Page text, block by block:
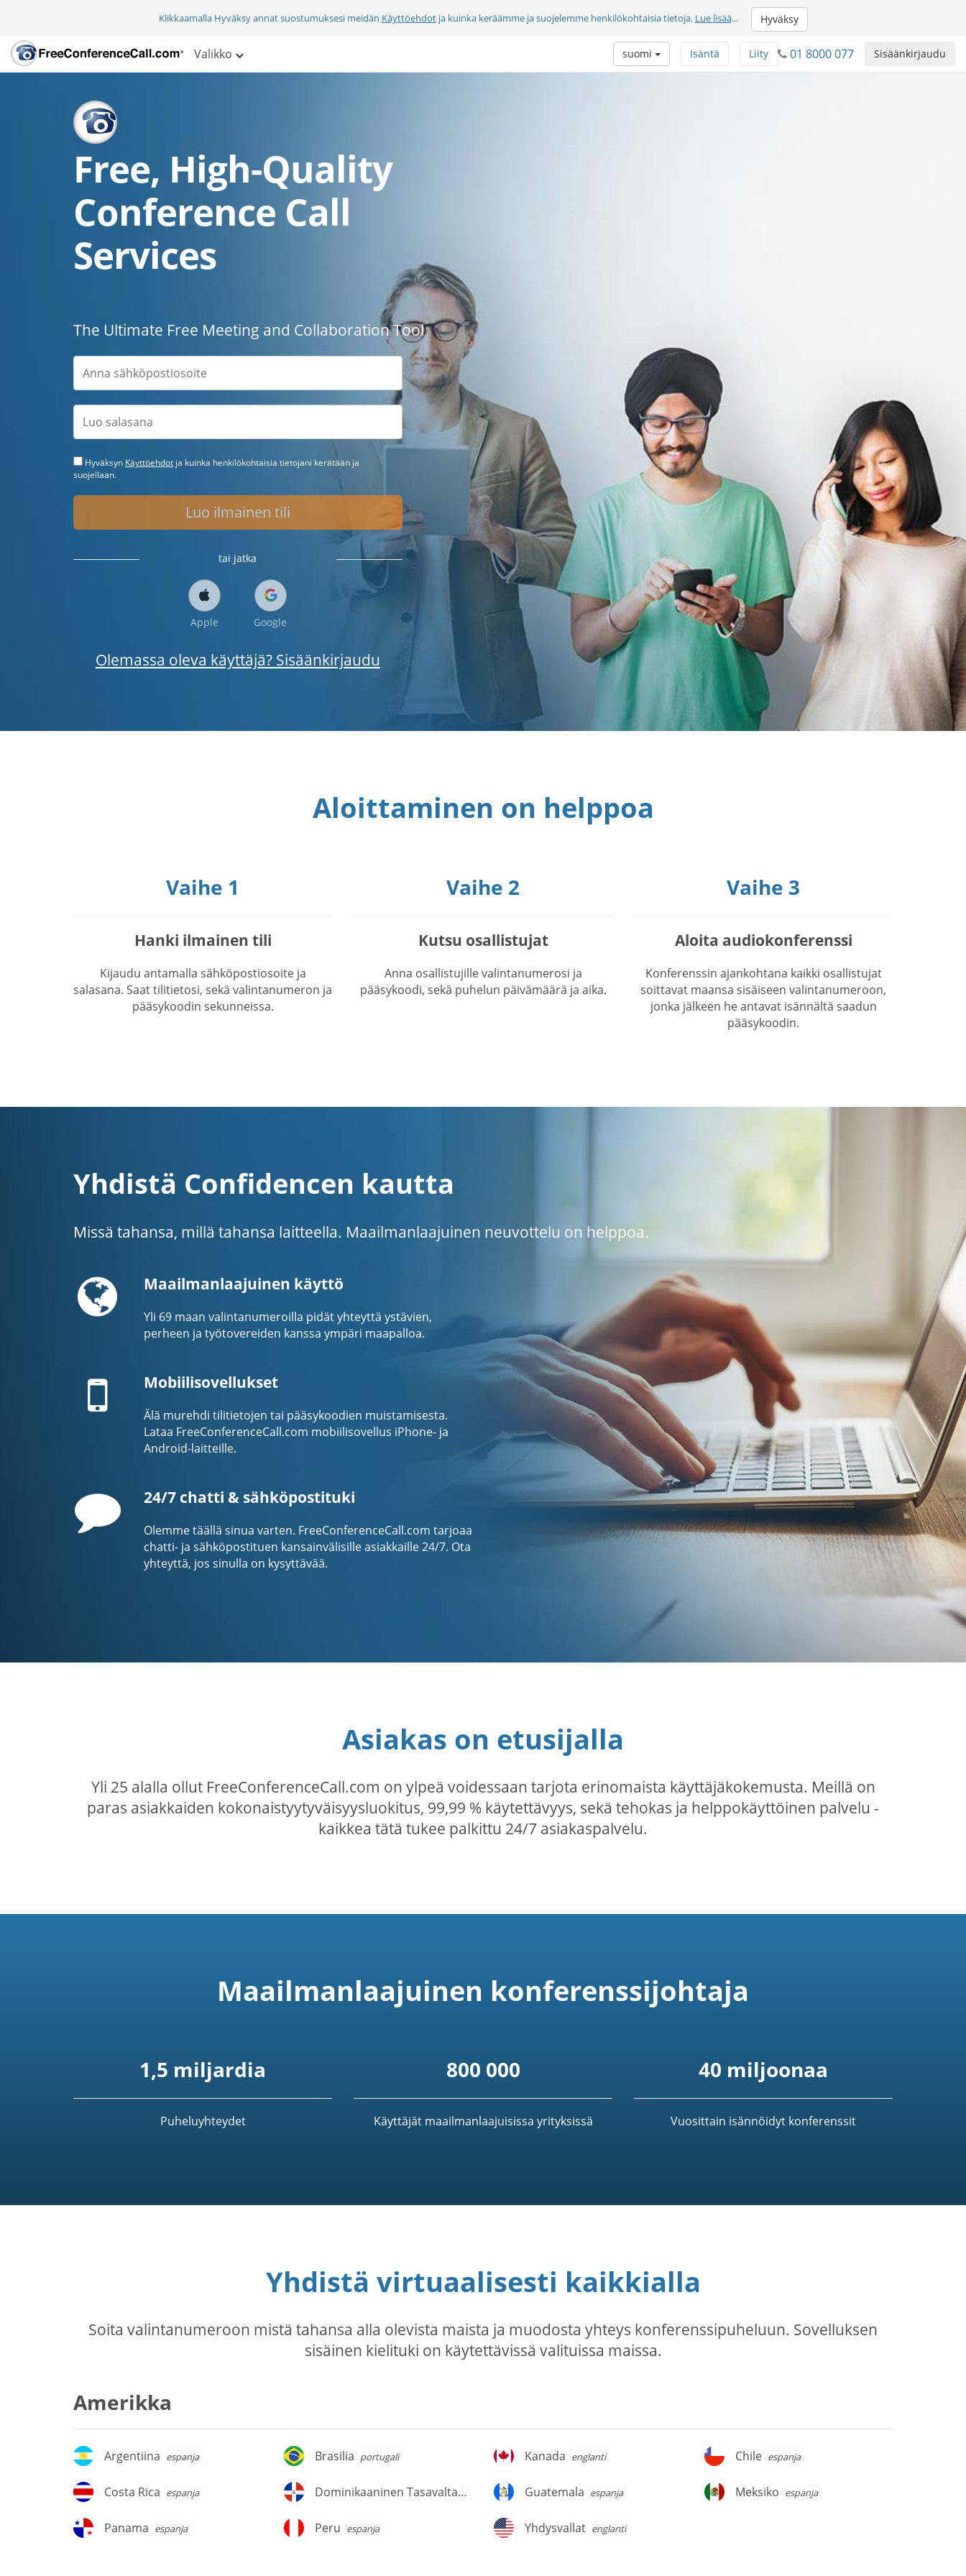
Klikkaamalla Hyväksy annat suostumuksesi meidän Käyttöehdotja kuinka keräämme ja suojelemme henkilökohtaisia tietoja. Lue lisää... Hyväksy
Valikko Sisäänkirjaudu
01 8000 077
Liity
Isäntä
suomi
Free, High-Quality
Conference Call
Services
The Ultimate Free Meeting and Collaboration Tool
Hyväksyn Käyttöehdot ja kuinka henkilökohtaisia tietojani kerätään ja
suojellaan.
Luo ilmainen tili
tai jatka
Apple Google
Olemassa oleva käyttäjä? Sisäänkirjaudu
Aloittaminen on helppoa
Vaihe 1
Hanki ilmainen tili
Kijaudu antamalla sähköpostiosoite ja
salasana. Saat tilitietosi, sekä valintanumeron ja
pääsykoodin sekunneissa.
Vaihe 2
Kutsu osallistujat
Anna osallistujille valintanumerosi ja
pääsykoodi, sekä puhelun päivämäärä ja aika.
Vaihe 3
Aloita audiokonferenssi
Konferenssin ajankohtana kaikki osallistujat
soittavat maansa sisäiseen valintanumeroon,
jonka jälkeen he antavat isännältä saadun
pääsykoodin.
Yhdistä Confidencen kautta
Missä tahansa, millä tahansa laitteella. Maailmanlaajuinen neuvottelu on helppoa.
GlobeMaailmanlaajuinen käyttö
Yli 69 maan valintanumeroilla pidät yhteyttä ystävien,
perheen ja työtovereiden kanssa ympäri maapalloa.
Mobile Mobiilisovellukset
Älä murehdi tilitietojen tai pääsykoodien muistamisesta.
Lataa FreeConferenceCall.com mobiilisovellus iPhone- ja
Android-laitteille.
Comment
24/7 chatti & sähköpostituki
Olemme täällä sinua varten. FreeConferenceCall.com tarjoaa
chatti- ja sähköpostituen kansainvälisille asiakkaille 24/7. Ota
yhteyttä, jos sinulla on kysyttävää.
Asiakas on etusijalla
Yli 25 alalla ollut FreeConferenceCall.com on ylpeä voidessaan tarjota erinomaista käyttäjäkokemusta. Meillä on
paras asiakkaiden kokonaistyytyväisyysluokitus, 99,99 % käytettävyys, sekä tehokas ja helppokäyttöinen palvelu -
kaikkea tätä tukee palkittu 24/7 asiakaspalvelu.
Maailmanlaajuinen konferenssijohtaja
1,5 miljardia
Puheluyhteydet
800 000
Käyttäjät maailmanlaajuisissa yrityksissä
40 miljoonaa
Vuosittain isännöidyt konferenssit
Yhdistä virtuaalisesti kaikkialla
Soita valintanumeroon mistä tahansa alla olevista maista ja muodosta yhteys konferenssipuheluun. Sovelluksen
sisäinen kielituki on käytettävissä valituissa maissa.
Amerikka
Argentiina
Argentiina espanja Brasilia
Brasilia portugali Kanada
Kanada englanti Chile
Chile espanja
Costa
Costa Rica espanja
Dominikaaninen
Dominikaaninen Tasavaltaespanja Guatemala
Guatemala espanja Meksiko
Meksiko espanja
Panama
Panama espanja Peru
Peru espanja Yhdysvallat
Yhdysvallat englanti